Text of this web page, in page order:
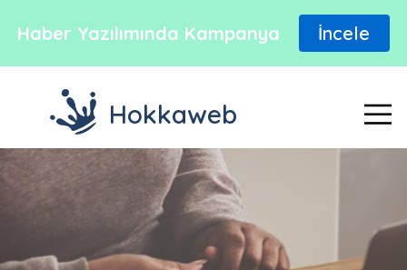
Haber Yazılımında Kampanya İncele
Hokkaweb